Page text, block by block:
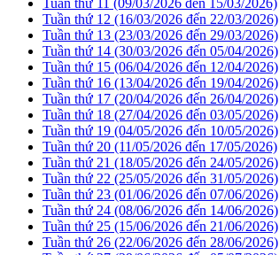
Tuần thứ 12 (16/03/2026 đến 22/03/2026)
Tuần thứ 13 (23/03/2026 đến 29/03/2026)
Tuần thứ 14 (30/03/2026 đến 05/04/2026)
Tuần thứ 15 (06/04/2026 đến 12/04/2026)
Tuần thứ 16 (13/04/2026 đến 19/04/2026)
Tuần thứ 17 (20/04/2026 đến 26/04/2026)
Tuần thứ 18 (27/04/2026 đến 03/05/2026)
Tuần thứ 19 (04/05/2026 đến 10/05/2026)
Tuần thứ 20 (11/05/2026 đến 17/05/2026)
Tuần thứ 21 (18/05/2026 đến 24/05/2026)
Tuần thứ 22 (25/05/2026 đến 31/05/2026)
Tuần thứ 23 (01/06/2026 đến 07/06/2026)
Tuần thứ 24 (08/06/2026 đến 14/06/2026)
Tuần thứ 25 (15/06/2026 đến 21/06/2026)
Tuần thứ 26 (22/06/2026 đến 28/06/2026)